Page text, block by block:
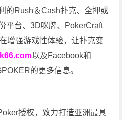
的Rush＆Cash扑克、全押或
平台、3D咪牌、PokerCraft
增强游戏性体验，让扑克变
以及Facebook和
的更多信息。
授权，致力打造亚洲最具